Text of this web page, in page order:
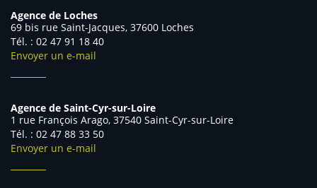
Agence de Loches
69 bis rue Saint-Jacques, 37600 Loches
Tél. : 02 47 91 18 40
Envoyer un e-mail
Agence de Saint-Cyr-sur-Loire
1 rue François Arago, 37540 Saint-Cyr-sur-Loire
Tél. : 02 47 88 33 50
Envoyer un e-mail